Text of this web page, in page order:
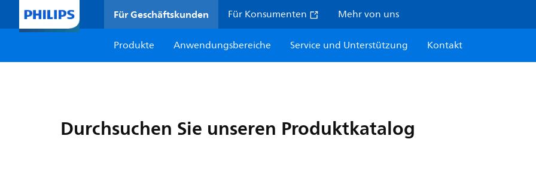
Für Geschäftskunden Für Konsumenten Mehr von uns
Produkte
Anwendungsbereiche Service und Unterstützung Kontakt
Durchsuchen Sie unseren Produktkatalog